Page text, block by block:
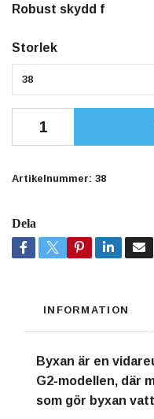
Robust skydd f
Storlek
38
Artikelnummer: 38
Dela
INFORMATION
Byxan är en
G2-modellen, där
som gör byxan